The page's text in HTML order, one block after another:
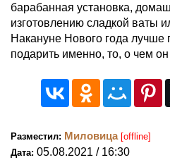
барабанная установка,
изготовлению сладкой ваты
Накануне Нового года лучше
подарить именно, то, о чем
Разместил: Миловица [offline]
Дата: 05.08.2021 / 16:30